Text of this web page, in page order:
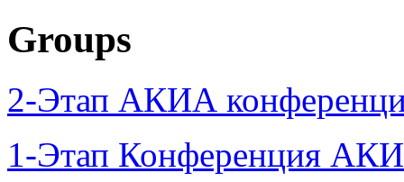
Groups
2-Этап АКИА
1-Этап Конференция